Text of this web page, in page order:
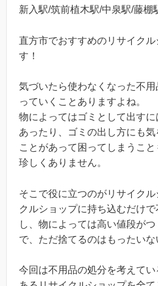
新入駅/筑前植木駅/中泉駅/藤棚
直方市でおすすめのリサイク
す！
気づいたら使わなくなった不
っていくことありますよね。
物によってはゴミとして出す
あったり、ゴミの出し方にも
ことがあって困ってしまうこ
珍しくありません。
そこで役に立つのがリサイク
クルショップに持ち込むだけ
し、物によっては高い値段が
で、ただ捨てるのはもったいな
今回は不用品の処分を考えて